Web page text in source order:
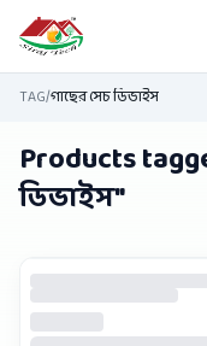
Skip to main content
TAG/গাছের সেচ ডিভাইস
Products
ডিভাইস"